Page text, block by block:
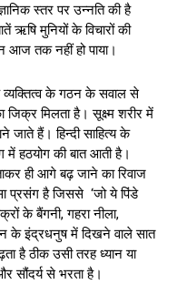
स्तर पर उन्नति की है
ऋषि मुनियों के विचारों की
आज तक नहीं हो पाया।
के गठन के सवाल से
मिलता है। सूक्ष्म शरीर में
हैं। हिन्दी साहित्य के
हठयोग की बात आती है।
ही आगे बढ़ जाने का रिवाज
प्रसंग है जिससे ‘जो ये पिंडे
के बैंगनी, गहरा नीला,
के इंद्रधनुष में दिखने वाले सात
है ठीक उसी तरह ध्यान या
सौंदर्य से भरता है।